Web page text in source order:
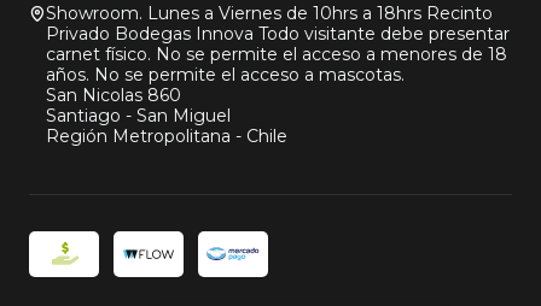
Showroom. Lunes a Viernes de 10hrs a 18hrs Recinto
Privado Bodegas Innova Todo visitante debe presentar
carnet físico. No se permite el acceso a menores de 18
años. No se permite el acceso a mascotas.
San Nicolas 860
Santiago - San Miguel
Región Metropolitana - Chile